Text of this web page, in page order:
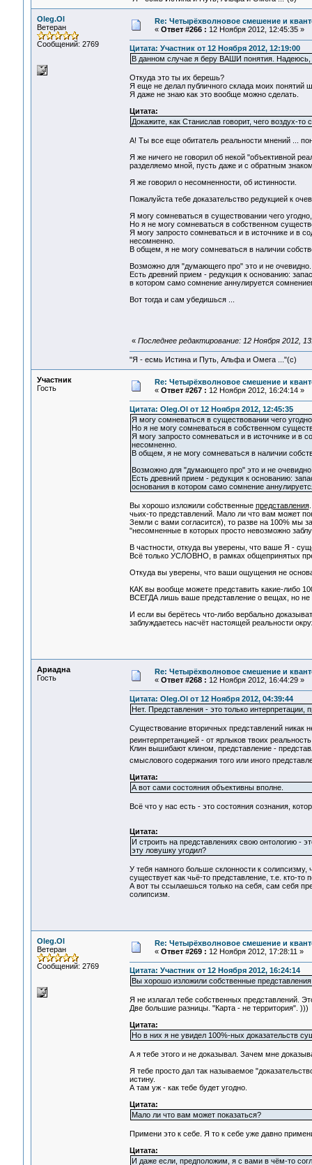
Oleg.Ol
Ветеран
Сообщений: 2769
Re: Четырёхволновое смешение и
« Ответ #266 : 12 Ноября 2012, 12:45:35 »
Цитата: Участник от 12 Ноября 2012, 12:19:00
В данном случае я беру ВАШИ понятия.
Откуда это ты их берешь?
Я еще не делал публичного склада моих понятий
Я даже не знаю как это вообще можно сделать.
Цитата:
Докажите, как Станислав говорит, чего воздух-
А! Ты все еще обитатель реальности мнений ...
Я же ничего не говорил об некой "объективной
разделяемо мной, пусть даже и с обратным
Я же говорил о несомненности, об истинности.
Пожалуйста тебе доказательство редукцией к
Я могу сомневаться в существовании чего
Но я не могу сомневаться в собственном
Я могу запросто сомневаться и в источнике и в
несомненно.
В общем, я не могу сомневаться в наличии
Возможно для "думающего про" это и не
Есть древний прием - редукция к основанию:
в котором само сомнение аннулируется
Вот тогда и сам убедишься ...
« Последнее редактирование: 12 Ноября 2012,
"Я - есмь Истина и Путь, Альфа и Омега ..."(с)
Участник
Гость
Re: Четырёхволновое смешение и
« Ответ #267 : 12 Ноября 2012, 16:24:14 »
Цитата: Oleg.Ol от 12 Ноября 2012, 12:45:35
Я могу сомневаться в существовании чего
Но я не могу сомневаться в собственном
Я могу запросто сомневаться и в источнике и в
несомненно.
В общем, я не могу сомневаться в наличии
Возможно для "думающего про" это и не
Есть древний прием - редукция к основанию:
основания в котором само сомнение
Вы хорошо изложили собственные представления.
чьих-то представлений. Мало ли что вам может
Земли с вами согласится), то разве на 100% мы
"несомненные в которых просто невозможно
В частности, откуда вы уверены, что ваше Я -
Всё только УСЛОВНО, в рамках общепринятых
Откуда вы уверены, что ваши ощущения не
КАК вы вообще можете представить какие-либо
ВСЕГДА лишь ваше представление о вещах, но
И если вы берётесь что-либо вербально
заблуждаетесь насчёт настоящей реальности
Ариадна
Гость
Re: Четырёхволновое смешение и
« Ответ #268 : 12 Ноября 2012, 16:44:29 »
Цитата: Oleg.Ol от 12 Ноября 2012, 04:39:44
Нет. Представления - это только интерпретации,
Существование вторичных представлений никак
реинтерпретанцией - от ярлыков твоих
Клин вышибают клином, представление -
смыслового содержания того или иного
Цитата:
А вот сами состояния объективны вполне.
Всё что у нас есть - это состояния сознания,
Цитата:
И строить на представлениях свою онтологию -
эту ловушку угодил?
У тебя намного больше склонности к
существует как чьё-то представление, т.е. кто-то
А вот ты ссылаешься только на себя, сам себя
солипсизм.
Oleg.Ol
Ветеран
Сообщений: 2769
Re: Четырёхволновое смешение и
« Ответ #269 : 12 Ноября 2012, 17:28:11 »
Цитата: Участник от 12 Ноября 2012, 16:24:14
Вы хорошо изложили собственные
Я не излагал тебе собственных представлений.
Две большие разницы. "Карта - не территория". )))
Цитата:
Но в них я не увидел 100%-ных доказательств
А я тебе этого и не доказывал. Зачем мне
Я тебе просто дал так называемое
истину.
А там уж - как тебе будет угодно.
Цитата:
Мало ли что вам может показаться?
Примени это к себе. Я то к себе уже давно
Цитата:
И даже если, предположим, я с вами в чём-то